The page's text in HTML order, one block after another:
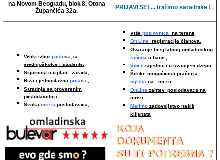
na Novom Beogradu, blok 8, Otona
Župančića 32a.
PRIJAVI SE! ... tražimo saradnike !
Veliki izbor poslova,za
srednjoškolce i studente,
Sigurnost u isplati zarada,
Brza i jednostavna prijava ,
Saradnja sa proverenim
poslodavcima,
Široka mreža poslodavaca,
Više poslovnica na terenu,
On Line registracija članova,
Ovaranje besplatnog omladinskog
računa u banci,
Viber zajednica u svačijem džepu,
Široke mogućnosti praćenja
oglasa na mreži,
OnLine zahtevi poslodavaca na
mreži,
Merimo zadovoljstvo naših
klijenata